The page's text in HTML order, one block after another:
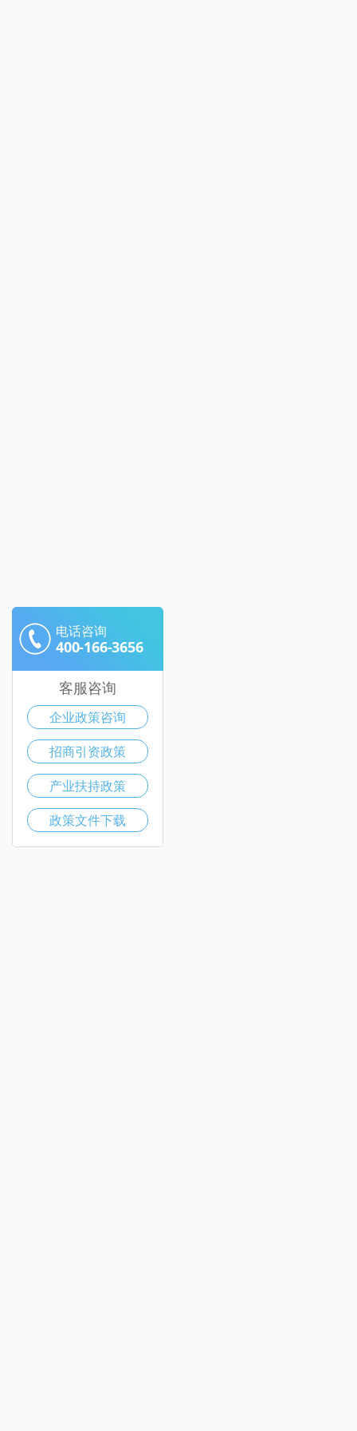
电话咨询
400-166-3656
客服咨询
企业政策咨询
招商引资政策
产业扶持政策
政策文件下载